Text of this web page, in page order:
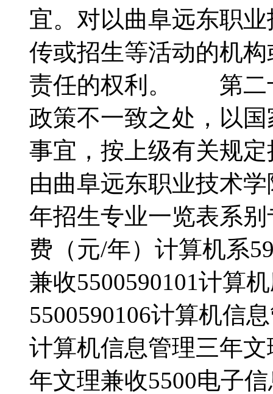
宜。对以曲阜远东职
传或招生等活动的机
责任的权利。 第二
政策不一致之处，以
事宜，按上级有关规
由曲阜远东职业技术
年招生专业一览表系
费（元/年）计算机系
兼收5500590101计算
5500590106计算机信
计算机信息管理三年
年文理兼收5500电子